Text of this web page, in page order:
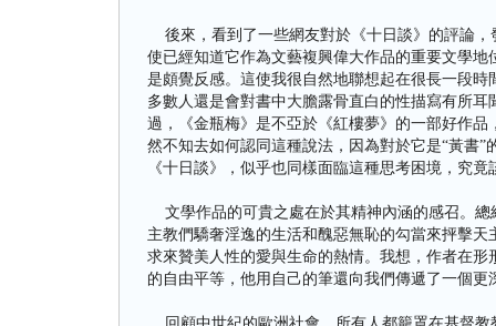
後來，看到了一些網友對於《十日談》的評論，
使已經知道它作為文藝複興偉大作品的重要文學
是頗覺反感。這使我很自然地聯想起在很長一段
多數人還是會對書中大膽露骨直白的性描寫有所
過，《金瓶梅》是不亞於《紅樓夢》的一部好作
然不知去如何認同這種說法，因為對於它是“黃書
《十日談》，似乎也同樣面臨這種思考困境，究
文學作品的可貴之處在於其精神內涵的感召。總
主教們驕奢淫逸的生活和醜惡無恥的勾當來抨擊
求來贊美人性的愛與生命的熱情。我想，作者在
的自由平等，他用自己的筆還向我們傳遞了一個